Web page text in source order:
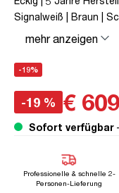
Signalweiß | Braun |
unmontiert | Pitino |
geprüfte Ergonomie |
Schutz | Elektrisch
mehr anzeigen
-19%
-19 % €
Sofort verfügbar
Professionelle & schnelle 2-
Personen-Lieferung